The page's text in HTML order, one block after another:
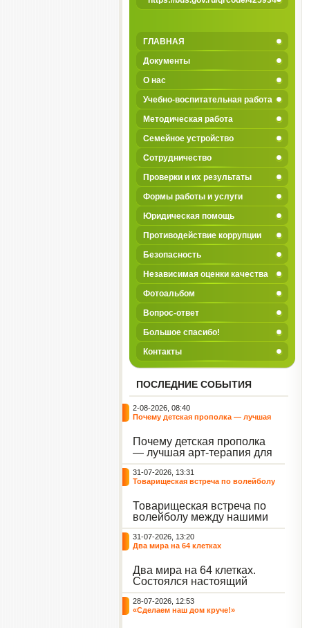
ГЛАВНАЯ
Документы
О нас
Учебно-воспитательная работа
Методическая работа
Семейное устройство
Сотрудничество
Проверки и их результаты
Формы работы и услуги
Юридическая помощь
Противодействие коррупции
Безопасность
Независимая оценки качества
Фотоальбом
Вопрос-ответ
Большое спасибо!
Контакты
ПОСЛЕДНИЕ СОБЫТИЯ
2-08-2026, 08:40
Почему детская прополка — лучшая
Почему детская прополка
— лучшая арт-терапия для
воспитателя?
31-07-2026, 13:31
Товарищеская встреча по волейболу
Товарищеская встреча по
волейболу между нашими
воспитанниками и
сельскими ребятами.
31-07-2026, 13:20
Два мира на 64 клетках
Два мира на 64 клетках.
Состоялся настоящий
интеллектуальный
праздник — турнир по
шахматам и шашкам.
28-07-2026, 12:53
«Сделаем наш дом круче!»